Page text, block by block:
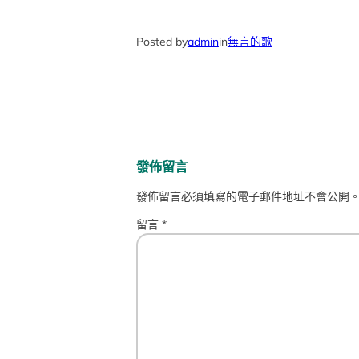
Posted byadminin無言的歌
發佈留言
發佈留言必須填寫的電子郵件地址不會公開。
留言 *